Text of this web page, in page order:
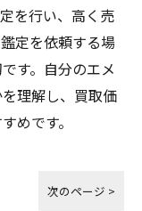
を行い、高く売
定を依頼する場
す。自分のエメ
理解し、買取価
めです。
次のページ >